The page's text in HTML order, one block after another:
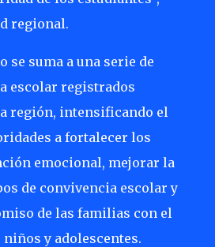
regional.
se suma a una serie de
escolar registrados
región, intensificando el
a fortalecer los
emocional, mejorar la
de convivencia escolar y
de las familias con el
y adolescentes.